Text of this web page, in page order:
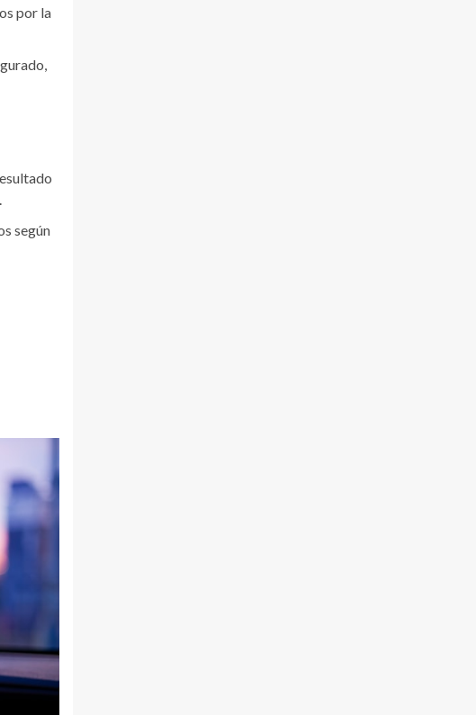
por la
según